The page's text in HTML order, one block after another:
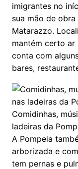
imigrantes no
sua mão de
Matarazzo.
mantém certo ar
conta com
bares,
Comidinhas,
ladeiras da
A Pompeia
arborizada e
tem pernas e